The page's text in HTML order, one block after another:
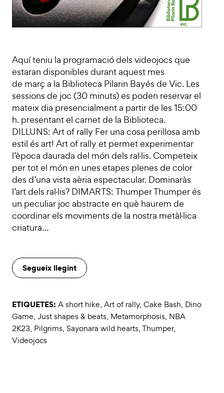
Aquí teniu la programació dels videojocs que
estaran disponibles durant aquest mes
de març a la Biblioteca Pilarin Bayés de Vic. Les
sessions de joc (30 minuts) es poden reservar el
mateix dia presencialment a partir de les 15:00
h. presentant el carnet de la Biblioteca.
DILLUNS: Art of rally Fer una cosa perillosa amb
estil és art! Art of rally et permet experimentar
l’època daurada del món dels ral·lis. Competeix
per tot el món en unes etapes plenes de color
des d’una vista aèria espectacular. Dominaràs
l’art dels ral·lis? DIMARTS: Thumper Thumper és
un peculiar joc abstracte en què haurem de
coordinar els moviments de la nostra metàl·lica
criatura…
Segueix llegint
ETIQUETES: A short hike, Art of rally, Cake Bash, Dino
Game, Just shapes & beats, Metamorphosis, NBA
2K23, Pilgrims, Sayonara wild hearts,Thumper,
Videojocs